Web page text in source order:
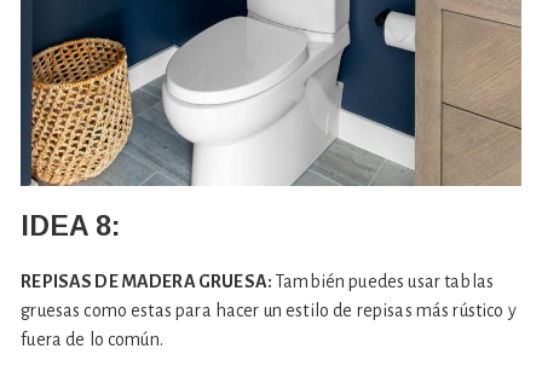
IDEA 8:
REPISAS DE MADERA GRUESA: También puedes usar tablas
gruesas como estas para hacer un estilo de repisas más rústico y
fuera de lo común.